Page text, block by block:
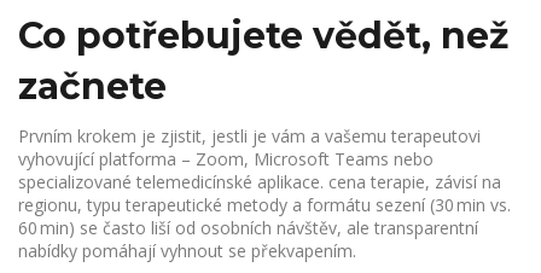
Co potřebujete vědět, než
začnete
Prvním krokem je zjistit, jestli je vám a vašemu terapeutovi
vyhovující platforma – Zoom, Microsoft Teams nebo
specializované telemedicínské aplikace. cena terapie, závisí na
regionu, typu terapeutické metody a formátu sezení (30 min vs.
60 min) se často liší od osobních návštěv, ale transparentní
nabídky pomáhají vyhnout se překvapením.